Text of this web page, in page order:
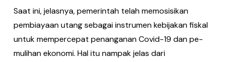
Saat ini, jelasnya, pemerintah telah memosisikan
pembiayaan utang sebagai instrumen kebijakan fiskal
untuk mem­percepat penanganan Covid-19 dan pe­
mulihan ekonomi. Hal itu nampak jelas dari